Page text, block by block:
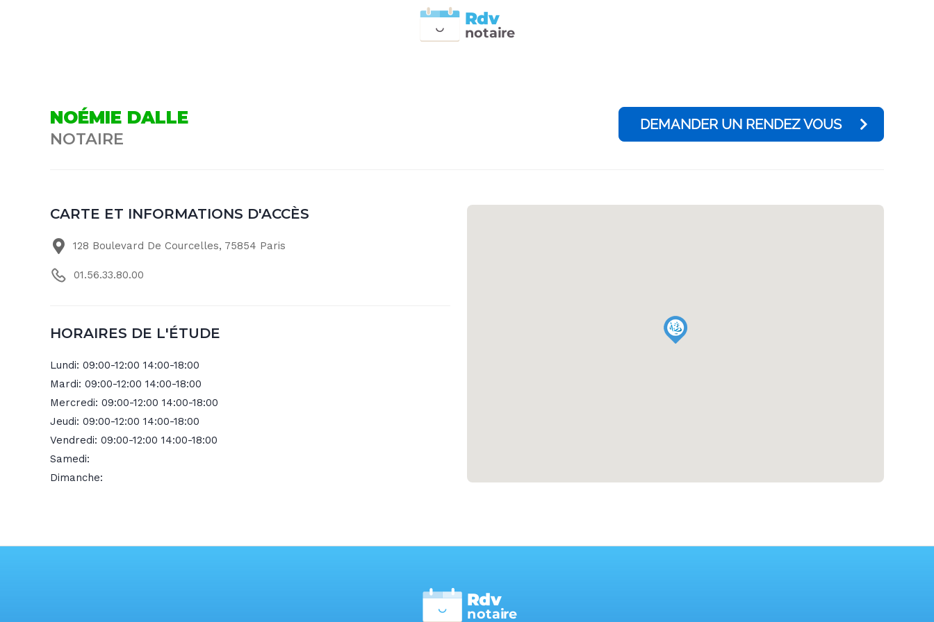
notaire
Rdv
NOÉMIE DALLE
NOTAIRE
DEMANDER UN RENDEZ VOUS
CARTE ET INFORMATIONS D'ACCÈS
128 Boulevard De Courcelles, 75854 Paris
01.56.33.80.00
HORAIRES DE L'ÉTUDE
Lundi: 09:00-12:00 14:00-18:00
Mardi: 09:00-12:00 14:00-18:00
Mercredi: 09:00-12:00 14:00-18:00
Jeudi: 09:00-12:00 14:00-18:00
Vendredi: 09:00-12:00 14:00-18:00
Samedi:
Dimanche:
notaire
Rdv